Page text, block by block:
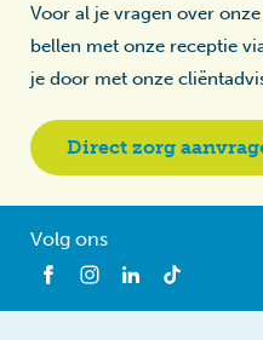
Voor al je vragen over
bellen met onze receptie
je door met onze
Direct zorg
Volg ons